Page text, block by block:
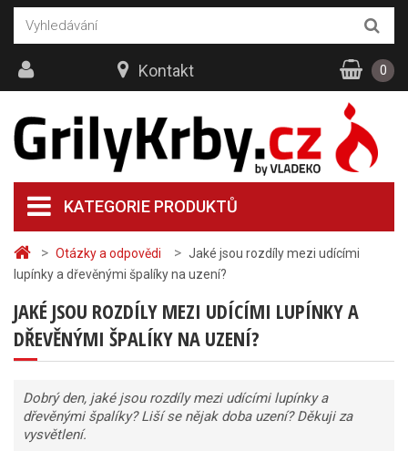
> Otázky a odpovědi > Jaké jsou rozdíly mezi udícími
lupínky a dřevěnými špalíky na uzení?
JAKÉ JSOU ROZDÍLY MEZI UDÍCÍMI LUPÍNKY A
DŘEVĚNÝMI ŠPALÍKY NA UZENÍ?
Dobrý den, jaké jsou rozdíly mezi udícími lupínky a
dřevěnými špalíky? Liší se nějak doba uzení? Děkuji za
vysvětlení.
KATEGORIE PRODUKTŮ
Kontakt 0